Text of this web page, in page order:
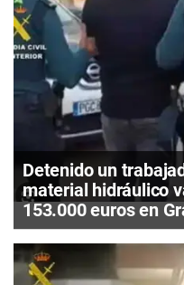
Detenido un
material hidráulico
153.000 euros en